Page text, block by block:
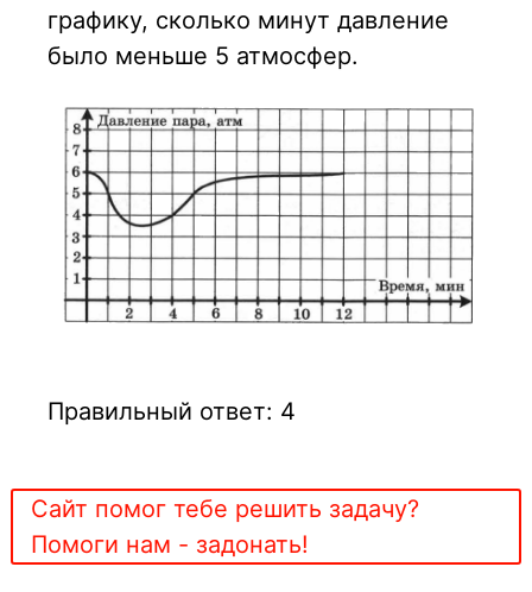
графику, сколько минут давление
было меньше 5 атмосфер.
Правильный ответ: 4
Сайт помог тебе решить задачу?
Помоги нам - задонать!